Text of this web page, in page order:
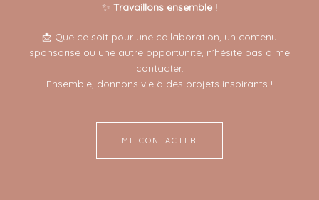
✨ Travaillons ensemble !
📩 Que ce soit pour une collaboration, un contenu
sponsorisé ou une autre opportunité, n’hésite pas à me
contacter.
Ensemble, donnons vie à des projets inspirants !
ME CONTACTER